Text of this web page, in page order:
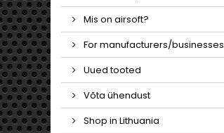
Mis on airsoft?
For manufacturers/businesses
Uued tooted
Võta ühendust
Shop in Lithuania